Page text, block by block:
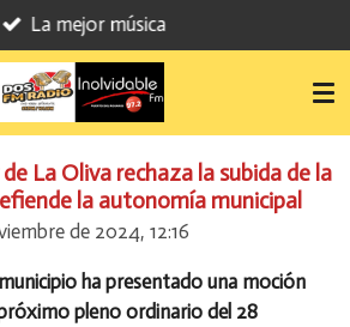
La mejor música
La Oliva rechaza la subida de la
la autonomía municipal
de 2024, 12:16
ha presentado una moción
pleno ordinario del 28